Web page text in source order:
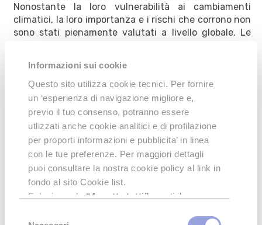
Informazioni sui cookie
Questo sito utilizza cookie tecnici. Per fornire
un ‘esperienza di navigazione migliore e,
previo il tuo consenso, potranno essere
utlizzati anche cookie analitici e di profilazione
per proporti informazioni e pubblicita’ in linea
con le tue preferenze. Per maggiori dettagli
puoi consultare la nostra cookie policy al link in
fondo al sito Cookie list.
Selezionando“Accetta tutti”presti il
Nonostante la loro vulnerabilità ai cambiamenti
climatici, la loro importanza e i rischi che corrono non
sono stati pienamente valutati a livello globale. Le
socioeconomici, con un impatto sulla vita di miliardi di
persone in tutto il mondo.ISY Travel si impegna
contro lo spreco della risorsa primaria e per un
suo adeguato utilizzo in tutti gli ambiti,
specialmente alberghiero, sensibilizzando gli
ospiti nel riporre correttamente la biancheria,
evitando inutili e superflui lavaggi.
Le montagne allora e oggi